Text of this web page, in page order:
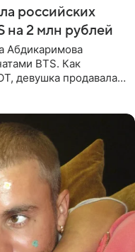
российских
на 2 млн рублей
Абдикаримова
BTS. Как
девушка продавала